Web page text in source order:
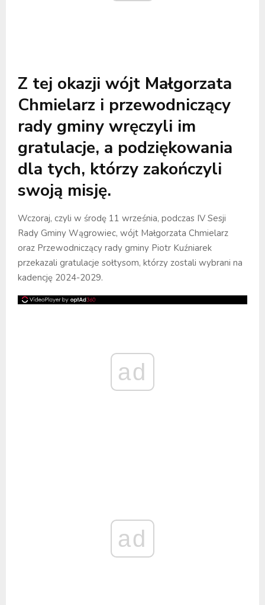
Z tej okazji wójt Małgorzata
Chmielarz i przewodniczący
rady gminy wręczyli im
gratulacje, a podziękowania
dla tych, którzy zakończyli
swoją misję.
Wczoraj, czyli w środę 11 września, podczas IV Sesji
Rady Gminy Wągrowiec, wójt Małgorzata Chmielarz
oraz Przewodniczący rady gminy Piotr Kuźniarek
przekazali gratulacje sołtysom, którzy zostali wybrani na
kadencję 2024-2029.
ad
ad